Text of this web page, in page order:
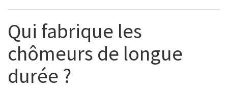
Qui fabrique les
chômeurs de longue
durée ?